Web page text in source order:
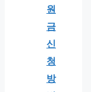
원
금
신
청
방